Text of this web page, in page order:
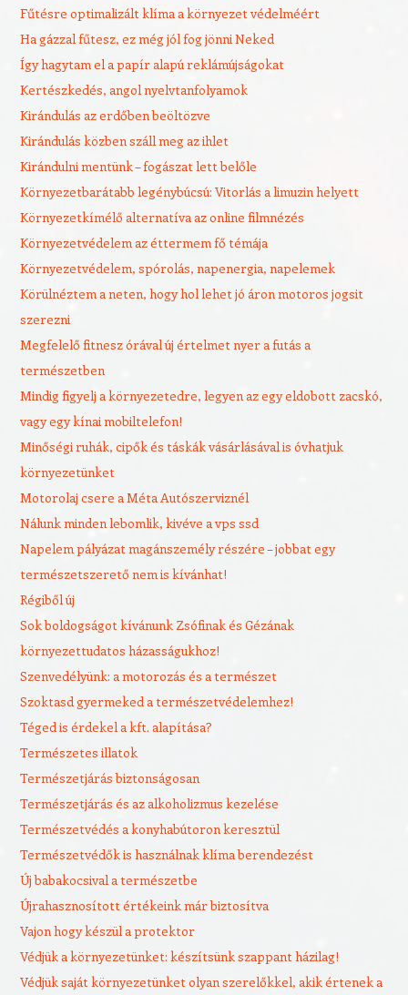
Fűtésre optimalizált klíma a környezet védelméért
Ha gázzal fűtesz, ez még jól fog jönni Neked
Így hagytam el a papír alapú reklámújságokat
Kertészkedés, angol nyelvtanfolyamok
Kirándulás az erdőben beöltözve
Kirándulás közben száll meg az ihlet
Kirándulni mentünk – fogászat lett belőle
Környezetbarátabb legénybúcsú: Vitorlás a limuzin helyett
Környezetkímélő alternatíva az online filmnézés
Környezetvédelem az éttermem fő témája
Környezetvédelem, spórolás, napenergia, napelemek
Körülnéztem a neten, hogy hol lehet jó áron motoros jogsit
szerezni
Megfelelő fitnesz órával új értelmet nyer a futás a
természetben
Mindig figyelj a környezetedre, legyen az egy eldobott zacskó,
vagy egy kínai mobiltelefon!
Minőségi ruhák, cipők és táskák vásárlásával is óvhatjuk
környezetünket
Motorolaj csere a Méta Autószerviznél
Nálunk minden lebomlik, kivéve a vps ssd
Napelem pályázat magánszemély részére – jobbat egy
természetszerető nem is kívánhat!
Régiből új
Sok boldogságot kívánunk Zsófinak és Gézának
környezettudatos házasságukhoz!
Szenvedélyünk: a motorozás és a természet
Szoktasd gyermeked a természetvédelemhez!
Téged is érdekel a kft. alapítása?
Természetes illatok
Természetjárás biztonságosan
Természetjárás és az alkoholizmus kezelése
Természetvédés a konyhabútoron keresztül
Természetvédők is használnak klíma berendezést
Új babakocsival a természetbe
Újrahasznosított értékeink már biztosítva
Vajon hogy készül a protektor
Védjük a környezetünket: készítsünk szappant házilag!
Védjük saját környezetünket olyan szerelőkkel, akik értenek a